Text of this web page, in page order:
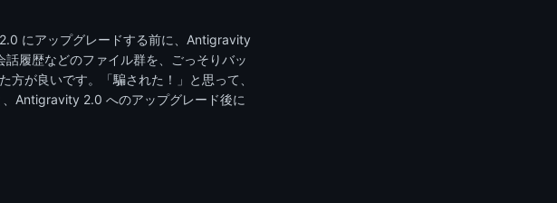
にアップグレードする前に、Antigravity
履歴などのファイル群を、ごっそりバッ
が良いです。「騙された！」と思って、
Antigravity 2.0 へのアップグレード後に